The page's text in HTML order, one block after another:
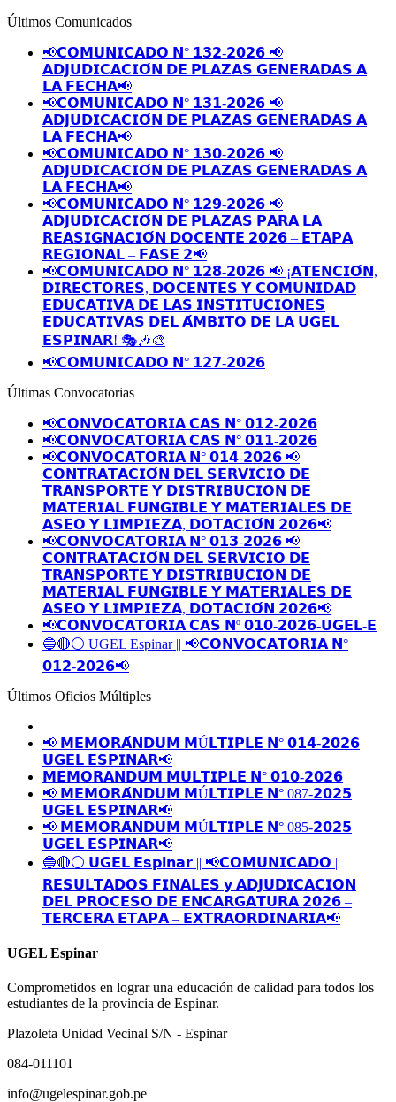
Últimos Comunicados
📢𝗖𝗢𝗠𝗨𝗡𝗜𝗖𝗔𝗗𝗢 𝗡° 𝟭𝟯𝟮-𝟮𝟬𝟮𝟲 📢
𝗔𝗗𝗝𝗨𝗗𝗜𝗖𝗔𝗖𝗜𝗢́𝗡 𝗗𝗘 𝗣𝗟𝗔𝗭𝗔𝗦 𝗚𝗘𝗡𝗘𝗥𝗔𝗗𝗔𝗦 𝗔
𝗟𝗔 𝗙𝗘𝗖𝗛𝗔📢
📢𝗖𝗢𝗠𝗨𝗡𝗜𝗖𝗔𝗗𝗢 𝗡° 𝟭𝟯𝟭-𝟮𝟬𝟮𝟲 📢
𝗔𝗗𝗝𝗨𝗗𝗜𝗖𝗔𝗖𝗜𝗢́𝗡 𝗗𝗘 𝗣𝗟𝗔𝗭𝗔𝗦 𝗚𝗘𝗡𝗘𝗥𝗔𝗗𝗔𝗦 𝗔
𝗟𝗔 𝗙𝗘𝗖𝗛𝗔📢
📢𝗖𝗢𝗠𝗨𝗡𝗜𝗖𝗔𝗗𝗢 𝗡° 𝟭𝟯𝟬-𝟮𝟬𝟮𝟲 📢
𝗔𝗗𝗝𝗨𝗗𝗜𝗖𝗔𝗖𝗜𝗢́𝗡 𝗗𝗘 𝗣𝗟𝗔𝗭𝗔𝗦 𝗚𝗘𝗡𝗘𝗥𝗔𝗗𝗔𝗦 𝗔
𝗟𝗔 𝗙𝗘𝗖𝗛𝗔📢
📢𝗖𝗢𝗠𝗨𝗡𝗜𝗖𝗔𝗗𝗢 𝗡° 𝟭𝟮𝟵-𝟮𝟬𝟮𝟲 📢
𝗔𝗗𝗝𝗨𝗗𝗜𝗖𝗔𝗖𝗜𝗢́𝗡 𝗗𝗘 𝗣𝗟𝗔𝗭𝗔𝗦 𝗣𝗔𝗥𝗔 𝗟𝗔
𝗥𝗘𝗔𝗦𝗜𝗚𝗡𝗔𝗖𝗜𝗢́𝗡 𝗗𝗢𝗖𝗘𝗡𝗧𝗘 𝟮𝟬𝟮𝟲 – 𝗘𝗧𝗔𝗣𝗔
𝗥𝗘𝗚𝗜𝗢𝗡𝗔𝗟 – 𝗙𝗔𝗦𝗘 𝟮📢
📢𝗖𝗢𝗠𝗨𝗡𝗜𝗖𝗔𝗗𝗢 𝗡° 𝟭𝟮𝟴-𝟮𝟬𝟮𝟲 📢 ¡𝗔𝗧𝗘𝗡𝗖𝗜𝗢́𝗡,
𝗗𝗜𝗥𝗘𝗖𝗧𝗢𝗥𝗘𝗦, 𝗗𝗢𝗖𝗘𝗡𝗧𝗘𝗦 𝗬 𝗖𝗢𝗠𝗨𝗡𝗜𝗗𝗔𝗗
𝗘𝗗𝗨𝗖𝗔𝗧𝗜𝗩𝗔 𝗗𝗘 𝗟𝗔𝗦 𝗜𝗡𝗦𝗧𝗜𝗧𝗨𝗖𝗜𝗢𝗡𝗘𝗦
𝗘𝗗𝗨𝗖𝗔𝗧𝗜𝗩𝗔𝗦 𝗗𝗘𝗟 𝗔́𝗠𝗕𝗜𝗧𝗢 𝗗𝗘 𝗟𝗔 𝗨𝗚𝗘𝗟
𝗘𝗦𝗣𝗜𝗡𝗔𝗥! 🎭🎶🎨
📢𝗖𝗢𝗠𝗨𝗡𝗜𝗖𝗔𝗗𝗢 𝗡° 𝟭𝟮𝟳-𝟮𝟬𝟮𝟲
Últimas Convocatorias
📢𝗖𝗢𝗡𝗩𝗢𝗖𝗔𝗧𝗢𝗥𝗜𝗔 𝗖𝗔𝗦 𝗡° 𝟬𝟭𝟮-𝟮𝟬𝟮𝟲
📢𝗖𝗢𝗡𝗩𝗢𝗖𝗔𝗧𝗢𝗥𝗜𝗔 𝗖𝗔𝗦 𝗡° 𝟬𝟭𝟭-𝟮𝟬𝟮𝟲
📢𝗖𝗢𝗡𝗩𝗢𝗖𝗔𝗧𝗢𝗥𝗜𝗔 𝗡° 𝟬𝟭𝟰-𝟮𝟬𝟮𝟲 📢
𝗖𝗢𝗡𝗧𝗥𝗔𝗧𝗔𝗖𝗜𝗢́𝗡 𝗗𝗘𝗟 𝗦𝗘𝗥𝗩𝗜𝗖𝗜𝗢 𝗗𝗘
𝗧𝗥𝗔𝗡𝗦𝗣𝗢𝗥𝗧𝗘 𝗬 𝗗𝗜𝗦𝗧𝗥𝗜𝗕𝗨𝗖𝗜𝗢𝗡 𝗗𝗘
𝗠𝗔𝗧𝗘𝗥𝗜𝗔𝗟 𝗙𝗨𝗡𝗚𝗜𝗕𝗟𝗘 𝗬 𝗠𝗔𝗧𝗘𝗥𝗜𝗔𝗟𝗘𝗦 𝗗𝗘
𝗔𝗦𝗘𝗢 𝗬 𝗟𝗜𝗠𝗣𝗜𝗘𝗭𝗔, 𝗗𝗢𝗧𝗔𝗖𝗜𝗢́𝗡 𝟮𝟬𝟮𝟲📢
📢𝗖𝗢𝗡𝗩𝗢𝗖𝗔𝗧𝗢𝗥𝗜𝗔 𝗡° 𝟬𝟭𝟯-𝟮𝟬𝟮𝟲 📢
𝗖𝗢𝗡𝗧𝗥𝗔𝗧𝗔𝗖𝗜𝗢́𝗡 𝗗𝗘𝗟 𝗦𝗘𝗥𝗩𝗜𝗖𝗜𝗢 𝗗𝗘
𝗧𝗥𝗔𝗡𝗦𝗣𝗢𝗥𝗧𝗘 𝗬 𝗗𝗜𝗦𝗧𝗥𝗜𝗕𝗨𝗖𝗜𝗢𝗡 𝗗𝗘
𝗠𝗔𝗧𝗘𝗥𝗜𝗔𝗟 𝗙𝗨𝗡𝗚𝗜𝗕𝗟𝗘 𝗬 𝗠𝗔𝗧𝗘𝗥𝗜𝗔𝗟𝗘𝗦 𝗗𝗘
𝗔𝗦𝗘𝗢 𝗬 𝗟𝗜𝗠𝗣𝗜𝗘𝗭𝗔, 𝗗𝗢𝗧𝗔𝗖𝗜𝗢́𝗡 𝟮𝟬𝟮𝟲📢
📢𝗖𝗢𝗡𝗩𝗢𝗖𝗔𝗧𝗢𝗥𝗜𝗔 𝗖𝗔𝗦 𝗡º 𝟬𝟭𝟬-𝟮𝟬𝟮𝟲-𝗨𝗚𝗘𝗟-𝗘
🔵🔴⚪️ UGEL Espinar || 📢𝗖𝗢𝗡𝗩𝗢𝗖𝗔𝗧𝗢𝗥𝗜𝗔 𝗡°
𝟬𝟭𝟮-𝟮𝟬𝟮𝟲📢
Últimos Oficios Múltiples
📢 𝗠𝗘𝗠𝗢𝗥𝗔́𝗡𝗗𝗨𝗠 𝗠Ú𝗟𝗧𝗜𝗣𝗟𝗘 𝗡° 𝟬𝟭𝟰-𝟮𝟬𝟮𝟲
𝗨𝗚𝗘𝗟 𝗘𝗦𝗣𝗜𝗡𝗔𝗥📢
𝗠𝗘𝗠𝗢𝗥𝗔𝗡𝗗𝗨𝗠 𝗠𝗨𝗟𝗧𝗜𝗣𝗟𝗘 𝗡° 𝟬𝟭𝟬-𝟮𝟬𝟮𝟲
📢 𝗠𝗘𝗠𝗢𝗥𝗔́𝗡𝗗𝗨𝗠 𝗠Ú𝗟𝗧𝗜𝗣𝗟𝗘 𝗡° 087-𝟮𝟬𝟮𝟱
𝗨𝗚𝗘𝗟 𝗘𝗦𝗣𝗜𝗡𝗔𝗥📢
📢 𝗠𝗘𝗠𝗢𝗥𝗔́𝗡𝗗𝗨𝗠 𝗠Ú𝗟𝗧𝗜𝗣𝗟𝗘 𝗡° 085-𝟮𝟬𝟮𝟱
𝗨𝗚𝗘𝗟 𝗘𝗦𝗣𝗜𝗡𝗔𝗥📢
🔵🔴⚪️ 𝗨𝗚𝗘𝗟 𝗘𝘀𝗽𝗶𝗻𝗮𝗿 || 📢𝗖𝗢𝗠𝗨𝗡𝗜𝗖𝗔𝗗𝗢 |
𝗥𝗘𝗦𝗨𝗟𝗧𝗔𝗗𝗢𝗦 𝗙𝗜𝗡𝗔𝗟𝗘𝗦 𝘆 𝗔𝗗𝗝𝗨𝗗𝗜𝗖𝗔𝗖𝗜𝗢𝗡
𝗗𝗘𝗟 𝗣𝗥𝗢𝗖𝗘𝗦𝗢 𝗗𝗘 𝗘𝗡𝗖𝗔𝗥𝗚𝗔𝗧𝗨𝗥𝗔 𝟮𝟬𝟮𝟲 –
𝗧𝗘𝗥𝗖𝗘𝗥𝗔 𝗘𝗧𝗔𝗣𝗔 – 𝗘𝗫𝗧𝗥𝗔𝗢𝗥𝗗𝗜𝗡𝗔𝗥𝗜𝗔📢
UGEL Espinar
Comprometidos en lograr una educación de calidad para todos los
estudiantes de la provincia de Espinar.
Plazoleta Unidad Vecinal S/N - Espinar
084-011101
info@ugelespinar.gob.pe